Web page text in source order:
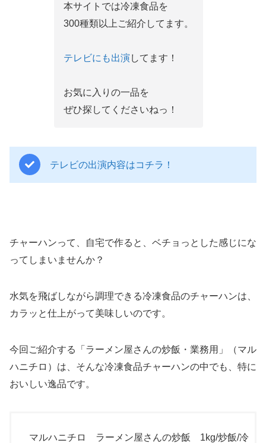
本サイトでは冷凍食品を
300種類以上ご紹介してます。
テレビにも出演してます！
お気に入りの一品を
ぜひ探してくださいねっ！
テレビの出演内容はコチラ！
チャーハンって、自宅で作ると、ベチョっとした感じにな
ってしまいませんか？
水気を飛ばしながら調理できる冷凍食品のチャーハンは、
カラッと仕上がって美味しいのです。
今回ご紹介する「ラーメン屋さんの炒飯・業務用」（マル
ハニチロ）は、そんな冷凍食品チャーハンの中でも、特に
おいしい逸品です。
マルハニチロ ラーメン屋さんの炒飯 1kg/炒飯/冷